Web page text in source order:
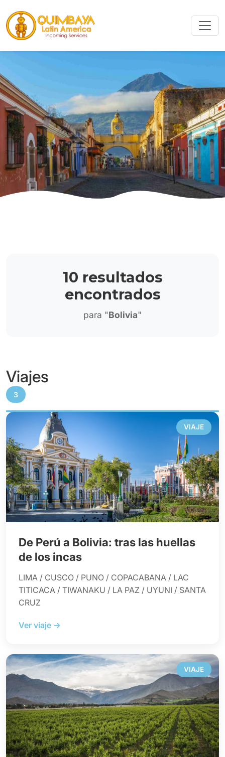
Buscar
Buscar
10 resultados
encontrados
para "Bolivia"
Viajes
3
VIAJE
De Perú a Bolivia: tras las huellas
de los incas
LIMA / CUSCO / PUNO / COPACABANA / LAC
TITICACA / TIWANAKU / LA PAZ / UYUNI / SANTA
CRUZ
Ver viaje →
VIAJE